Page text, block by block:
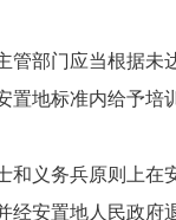
管部门应当根据
置地标准内给予培
和义务兵原则上
经安置地人民政